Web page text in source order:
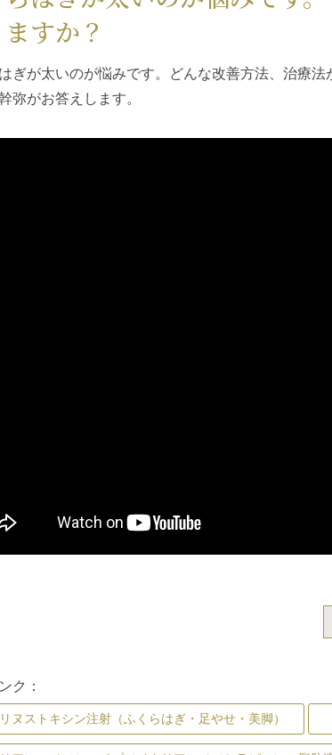
すか？
ぎが太いのが悩みです。どんな改善方法、治療法
弥がお答えします。
ク：
ヌストキシン注射（ふくらはぎ・足やせ・美脚）